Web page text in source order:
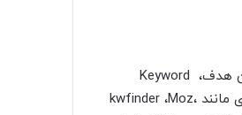
اما این اطلاعات را از کجا می‌توان به دست آورد؟ بعضی از ابزارهای مهم برای رسیدن به این هدف، Keyword
Planner ،Google Trends ،Microsoft Bing Ads Intelligence هستند. هرچند، ابزارهای دیگری مانند ،kwfinder ،Moz